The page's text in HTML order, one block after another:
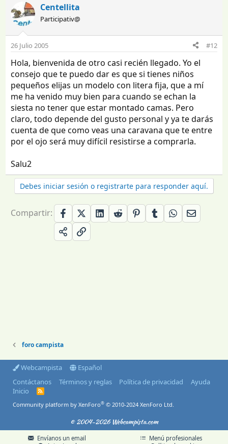
Centellita
Participativ@
26 Julio 2005 #12
Hola, bienvenida de otro casi recién llegado. Yo el
consejo que te puedo dar es que si tienes niños
pequeños elijas un modelo con litera fija, que a mí
me ha venido muy bien para cuando se echan la
siesta no tener que estar montado camas. Pero
claro, todo depende del gusto personal y ya te darás
cuenta de que como veas una caravana que te entre
por el ojo será muy difícil resistirse a comprarla.
Salu2
Debes iniciar sesión o registrarte para responder aquí.
Compartir:
foro campista
Webcampista
Español
Contáctanos
Términos y reglas Política de privacidad
Ayuda
Inicio
R
S
Community platform by XenForo® © 2010-2024 XenForo Ltd.
© 2004-2026 Webcampista.com
Envíanos un email
Menú profesionales